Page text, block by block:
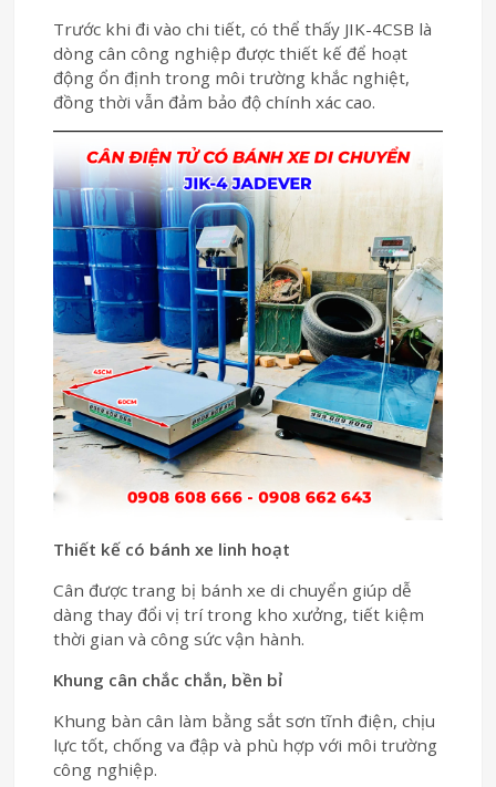
Trước khi đi vào chi tiết, có thể thấy JIK-4CSB là
dòng cân công nghiệp được thiết kế để hoạt
động ổn định trong môi trường khắc nghiệt,
đồng thời vẫn đảm bảo độ chính xác cao.
Thiết kế có bánh xe linh hoạt
Cân được trang bị bánh xe di chuyển giúp dễ
dàng thay đổi vị trí trong kho xưởng, tiết kiệm
thời gian và công sức vận hành.
Khung cân chắc chắn, bền bỉ
Khung bàn cân làm bằng sắt sơn tĩnh điện, chịu
lực tốt, chống va đập và phù hợp với môi trường
công nghiệp.